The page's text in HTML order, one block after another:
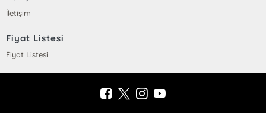
İletişim
Fiyat Listesi
Fiyat Listesi